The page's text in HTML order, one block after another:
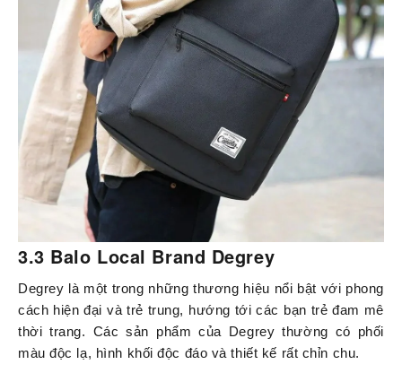
3.3 Balo Local Brand Degrey
Degrey là một trong những thương hiệu nổi bật với phong
cách hiện đại và trẻ trung, hướng tới các bạn trẻ đam mê
thời trang. Các sản phẩm của Degrey thường có phối
màu độc lạ, hình khối độc đáo và thiết kế rất chỉn chu.